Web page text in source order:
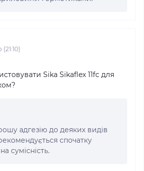
Sika Sikaflex 11fc для
адгезію до деяких видів
спочатку
сумісність.